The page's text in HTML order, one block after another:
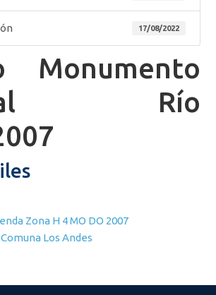
17/08/2022
Monumento
Río
de entradas
Zona H 4 MO DO 2007
Los Andes